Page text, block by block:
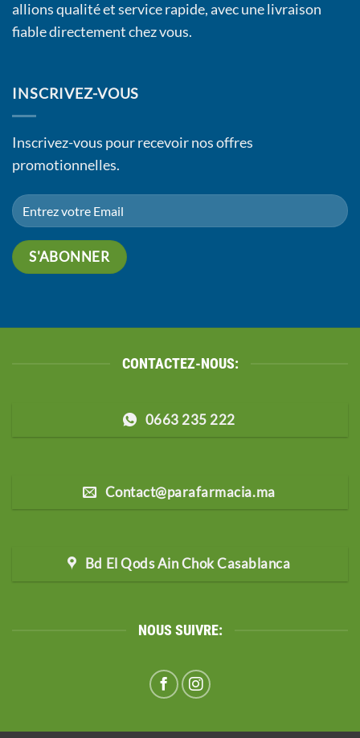
allions qualité et service rapide, avec une livraison
fiable directement chez vous.
INSCRIVEZ-VOUS
Inscrivez-vous pour recevoir nos offres
promotionnelles.
CONTACTEZ-NOUS:
0663 235 222
Contact@parafarmacia.ma
Bd El Qods Ain Chok Casablanca
NOUS SUIVRE: